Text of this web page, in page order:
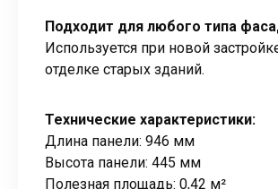
Подходит для любого типа
Используется при новой
отделке старых зданий.
Технические характеристики:
Длина панели: 946 мм
Высота панели: 445 мм
Полезная площадь: 0,42 м²